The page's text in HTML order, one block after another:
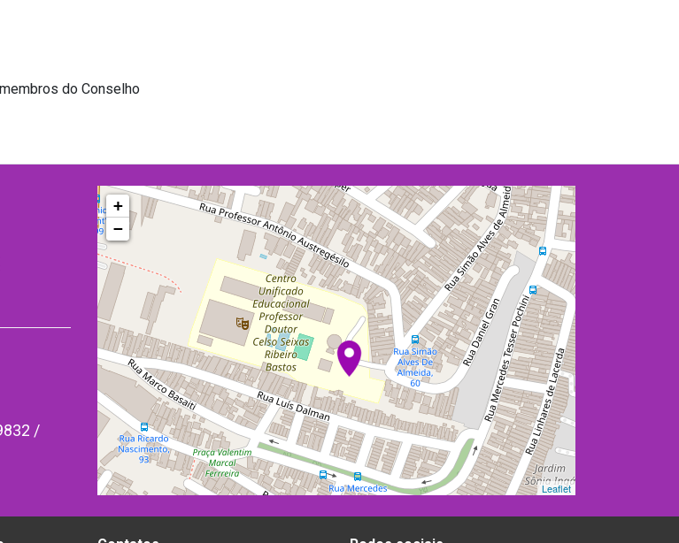
do Conselho
/
+
−
Leaflet